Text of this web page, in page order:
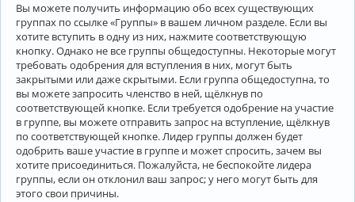
Вы можете получить информацию обо всех существующих
группах по ссылке «Группы» в вашем личном разделе. Если вы
хотите вступить в одну из них, нажмите соответствующую
кнопку. Однако не все группы общедоступны. Некоторые могут
требовать одобрения для вступления в них, могут быть
закрытыми или даже скрытыми. Если группа общедоступна, то
вы можете запросить членство в ней, щёлкнув по
соответствующей кнопке. Если требуется одобрение на участие
в группе, вы можете отправить запрос на вступление, щёлкнув
по соответствующей кнопке. Лидер группы должен будет
одобрить ваше участие в группе и может спросить, зачем вы
хотите присоединиться. Пожалуйста, не беспокойте лидера
группы, если он отклонил ваш запрос; у него могут быть для
этого свои причины.